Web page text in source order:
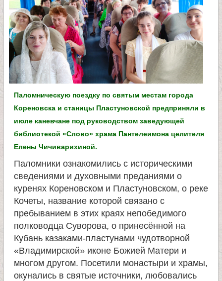
и
к
о
м
у
ч
е
н
и
к
Паломническую поездку по святым местам города
Кореновска и станицы Пластуновской предприняли в
июле каневчане под руководством заведующей
библиотекой «Слово» храма Пантелеимона целителя
Елены Чичиварихиной.
Паломники ознакомились с историческими
сведениями и духовными преданиями о
куренях Кореновском и Пластуновском, о реке
Кочеты, название которой связано с
пребыванием в этих краях непобедимого
полководца Суворова, о принесённой на
Кубань казаками-пластунами чудотворной
«Владимирской» иконе Божией Матери и
многом другом. Посетили монастыри и храмы,
окунались в святые источники, любовались